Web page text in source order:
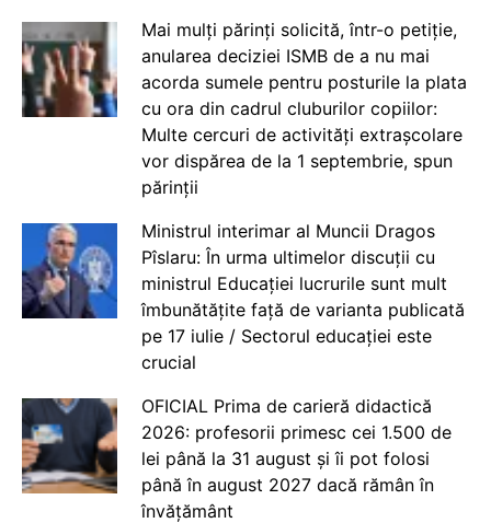
Mai mulți părinți solicită, într-o petiție,
anularea deciziei ISMB de a nu mai
acorda sumele pentru posturile la plata
cu ora din cadrul cluburilor copiilor:
Multe cercuri de activități extrașcolare
vor dispărea de la 1 septembrie, spun
părinții
Ministrul interimar al Muncii Dragos
Pîslaru: În urma ultimelor discuții cu
ministrul Educației lucrurile sunt mult
îmbunătățite față de varianta publicată
pe 17 iulie / Sectorul educației este
crucial
OFICIAL Prima de carieră didactică
2026: profesorii primesc cei 1.500 de
lei până la 31 august și îi pot folosi
până în august 2027 dacă rămân în
învățământ